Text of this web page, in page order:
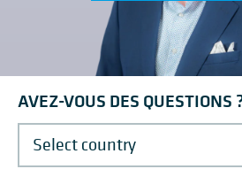
AVEZ-VOUS DES QUESTIONS